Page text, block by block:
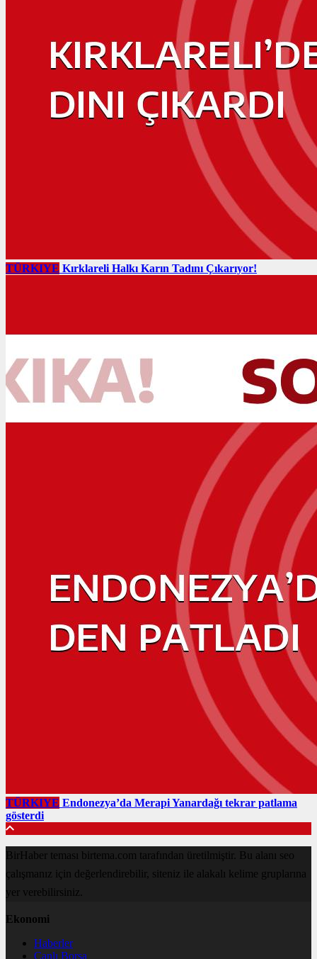
TÜRKIYE Kırklareli Halkı Karın Tadını Çıkarıyor!
TÜRKIYE Endonezya’da Merapi Yanardağı tekrar patlama
gösterdi
BirHaber teması birtema.com tarafından üretilmiştir. Bu alanı seo
çalışmanız için değerlendirebilir, siteniz ile alakalı kelime gruplarına
yer verebilirsiniz.
Ekonomi
Haberler
Canlı Borsa